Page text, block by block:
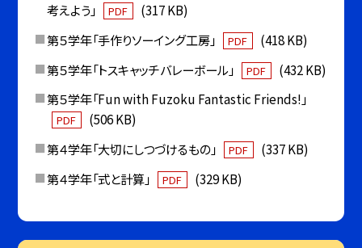
考えよう」
PDF
(317 KB)
第５学年「手作りソーイング工房」
PDF
(418 KB)
第５学年「トスキャッチバレーボール」
PDF
(432 KB)
第５学年「Fun with Fuzoku Fantastic Friends!」
PDF
(506 KB)
第４学年「大切にしつづけるもの」
PDF
(337 KB)
第４学年「式と計算」
PDF (329 KB)